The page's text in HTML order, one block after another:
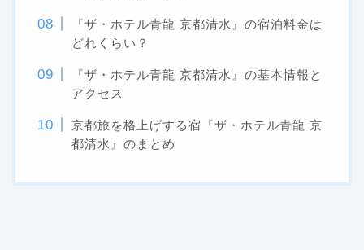
『ザ・ホテル青龍 京都清水』の宿泊料金は
どれくらい？
『ザ・ホテル青龍 京都清水』の基本情報と
アクセス
京都旅を格上げする宿『ザ・ホテル青龍 京
都清水』のまとめ